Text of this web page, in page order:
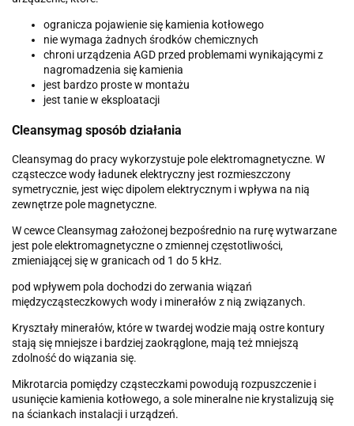
ogranicza pojawienie się kamienia kotłowego
nie wymaga żadnych środków chemicznych
chroni urządzenia AGD przed problemami wynikającymi z
nagromadzenia się kamienia
jest bardzo proste w montażu
jest tanie w eksploatacji
Cleansymag sposób działania
Cleansymag do pracy wykorzystuje pole elektromagnetyczne. W
cząsteczce wody ładunek elektryczny jest rozmieszczony
symetrycznie, jest więc dipolem elektrycznym i wpływa na nią
zewnętrze pole magnetyczne.
W cewce Cleansymag założonej bezpośrednio na rurę wytwarzane
jest pole elektromagnetyczne o zmiennej częstotliwości,
zmieniającej się w granicach od 1 do 5 kHz.
pod wpływem pola dochodzi do zerwania wiązań
międzycząsteczkowych wody i minerałów z nią związanych.
Kryształy minerałów, które w twardej wodzie mają ostre kontury
stają się mniejsze i bardziej zaokrąglone, mają też mniejszą
zdolność do wiązania się.
Mikrotarcia pomiędzy cząsteczkami powodują rozpuszczenie i
usunięcie kamienia kotłowego, a sole mineralne nie krystalizują się
na ściankach instalacji i urządzeń.